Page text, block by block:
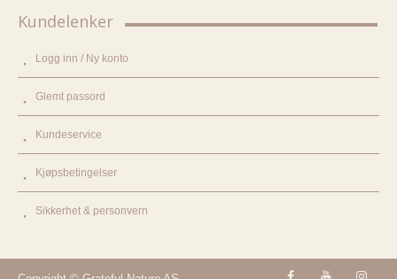
Kundelenker
Logg inn / Ny konto
Glemt passord
Kundeservice
Kjøpsbetingelser
Sikkerhet & personvern